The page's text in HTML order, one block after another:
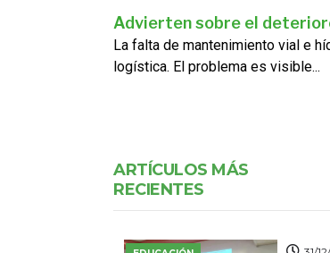
Advierten sobre el
La falta de mantenimiento vial e
logística. El problema es visible...
ARTÍCULOS MÁS
RECIENTES